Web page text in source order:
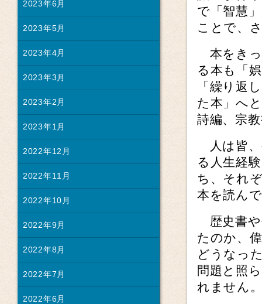
で「智慧
ことで、
本をきっ
る本も「
「繰り返
た本」へ
詩編、宗
人は皆、
る人生経
ち、それ
本を読ん
歴史書や
たのか、
どうなっ
問題と照
れません
2023年6月
2023年5月
2023年4月
2023年3月
2023年2月
2023年1月
2022年12月
2022年11月
2022年10月
2022年9月
2022年8月
2022年7月
2022年6月